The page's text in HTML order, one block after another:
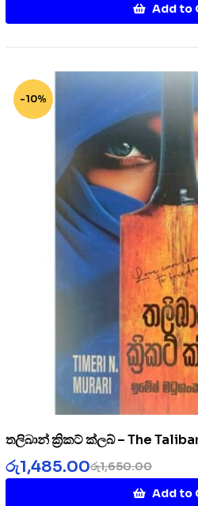
Add to
-10%
තලිබාන් ක්‍රිකට් ක්ලබ් – The
රු1,650.00
රු1,485.00
Add to